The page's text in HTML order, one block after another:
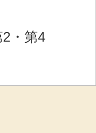
2・第4